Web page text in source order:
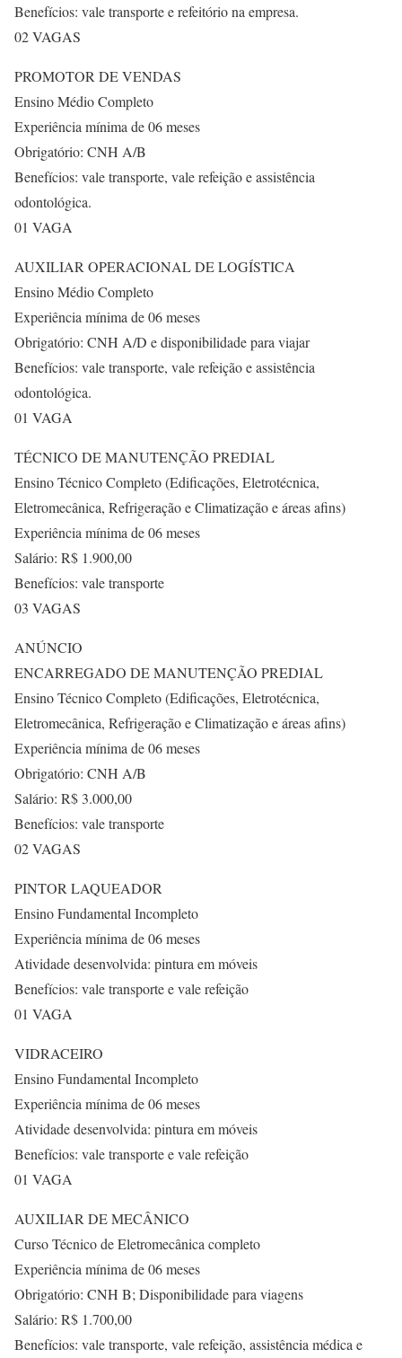
Benefícios: vale transporte e refeitório na empresa.
02 VAGAS
PROMOTOR DE VENDAS
Ensino Médio Completo
Experiência mínima de 06 meses
Obrigatório: CNH A/B
Benefícios: vale transporte, vale refeição e assistência
odontológica.
01 VAGA
AUXILIAR OPERACIONAL DE LOGÍSTICA
Ensino Médio Completo
Experiência mínima de 06 meses
Obrigatório: CNH A/D e disponibilidade para viajar
Benefícios: vale transporte, vale refeição e assistência
odontológica.
01 VAGA
TÉCNICO DE MANUTENÇÃO PREDIAL
Ensino Técnico Completo (Edificações, Eletrotécnica,
Eletromecânica, Refrigeração e Climatização e áreas afins)
Experiência mínima de 06 meses
Salário: R$ 1.900,00
Benefícios: vale transporte
03 VAGAS
ANÚNCIO
ENCARREGADO DE MANUTENÇÃO PREDIAL
Ensino Técnico Completo (Edificações, Eletrotécnica,
Eletromecânica, Refrigeração e Climatização e áreas afins)
Experiência mínima de 06 meses
Obrigatório: CNH A/B
Salário: R$ 3.000,00
Benefícios: vale transporte
02 VAGAS
PINTOR LAQUEADOR
Ensino Fundamental Incompleto
Experiência mínima de 06 meses
Atividade desenvolvida: pintura em móveis
Benefícios: vale transporte e vale refeição
01 VAGA
VIDRACEIRO
Ensino Fundamental Incompleto
Experiência mínima de 06 meses
Atividade desenvolvida: pintura em móveis
Benefícios: vale transporte e vale refeição
01 VAGA
AUXILIAR DE MECÂNICO
Curso Técnico de Eletromecânica completo
Experiência mínima de 06 meses
Obrigatório: CNH B; Disponibilidade para viagens
Salário: R$ 1.700,00
Benefícios: vale transporte, vale refeição, assistência médica e